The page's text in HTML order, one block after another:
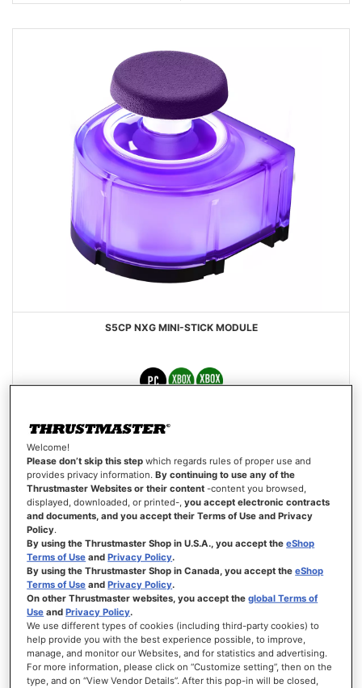
S5CP NXG MINI-STICK MODULE
19,99 €
ADICIONAR AO CARRINHO
LISTA
DE
VISTA
Welcome!
Please don’t skip this step which regards rules of proper use and
provides privacy information.By continuing to use any of the
Thrustmaster Websites or their content -content you browsed,
displayed, downloaded, or printed-,you accept electronic contracts
and documents, and you accept their Terms of Use and Privacy
Policy.
By using the Thrustmaster Shop in U.S.A., you accept theeShop
Terms of Use andPrivacy Policy.
By using the Thrustmaster Shop in Canada, you accept theeShop
Terms of Use andPrivacy Policy.
On other Thrustmaster websites, you accept theglobal Terms of
Use andPrivacy Policy.
We use different types of cookies (including third-party cookies) to
help provide you with the best experience possible, to improve,
manage, and monitor our Websites, and for statistics and advertising.
For more information, please click on “Customize setting”, then on the
type, and on “View Vendor Details”. After this pop-in will be closed,